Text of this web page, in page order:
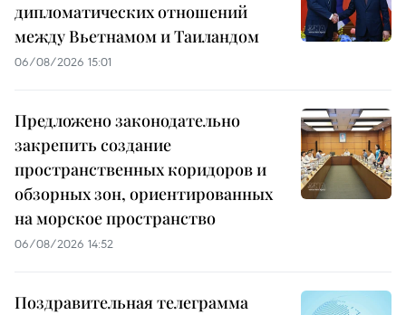
дипломатических отношений
между Вьетнамом и Таиландом
06/08/2026 15:01
Предложено законодательно
закрепить создание
пространственных коридоров и
обзорных зон, ориентированных
на морское пространство
06/08/2026 14:52
Поздравительная телеграмма